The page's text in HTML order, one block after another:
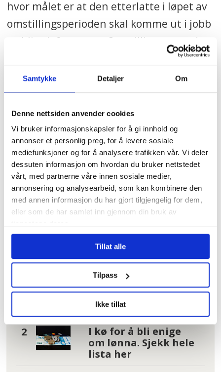
Samtykke Detaljer Om
Denne nettsiden anvender cookies
Vi bruker informasjonskapsler for å gi innhold og
annonser et personlig preg, for å levere sosiale
mediefunksjoner og for å analysere trafikken vår. Vi deler
dessuten informasjon om hvordan du bruker nettstedet
vårt, med partnerne våre innen sosiale medier,
annonsering og analysearbeid, som kan kombinere den
med annen informasjon du har gjort tilgjengelig for dem,
eller som de har samlet inn gjennom din bruk av
Tillat alle
Tilpass
Ikke tillat
hvor målet er at den etterlatte i løpet av
omstillingsperioden skal komme ut i jobb
og bli selvforsørget. Omstillingsstønaden
gis i inntil tre år, med mulighet for inntil
to år ekstra når den etterlatte har behov
for utdanning eller tiltak for å komme i
jobb.
STORTINGET
PENSJONISTFORBUNDET
PENSJON
NYHETER JAN DAVIDSEN
Mest lest| Siste sju dager
– Reglene nå er så
jævlig
arbeiderfiendtlige
at jeg skjønner ikke
at folk kan svelge
det
I kø for å bli enige
om lønna. Sjekk hele
lista her